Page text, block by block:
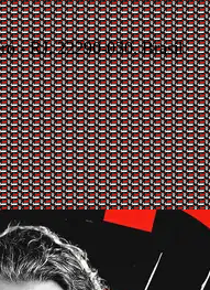
- RJ, 22290-030, Brasil